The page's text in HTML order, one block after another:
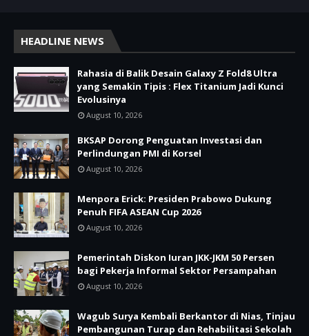
HEADLINE NEWS
Rahasia di Balik Desain Galaxy Z Fold8 Ultra
yang Semakin Tipis : Flex Titanium Jadi Kunci
Evolusinya
August 10, 2026
BKSAP Dorong Penguatan Investasi dan
Perlindungan PMI di Korsel
August 10, 2026
Menpora Erick: Presiden Prabowo Dukung
Penuh FIFA ASEAN Cup 2026
August 10, 2026
Pemerintah Diskon Iuran JKK-JKM 50 Persen
bagi Pekerja Informal Sektor Persampahan
August 10, 2026
Wagub Surya Kembali Berkantor di Nias, Tinjau
Pembangunan Turap dan Rehabilitasi Sekolah